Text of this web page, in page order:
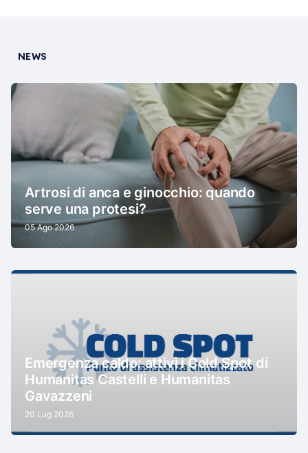
NEWS
Artrosi di anca e ginocchio: quando
serve una protesi?
05 Ago 2026
Emergenza caldo: attivi i Cold Spot di
Humanitas Castelli e Humanitas
Gavazzeni
20 Lug 2026